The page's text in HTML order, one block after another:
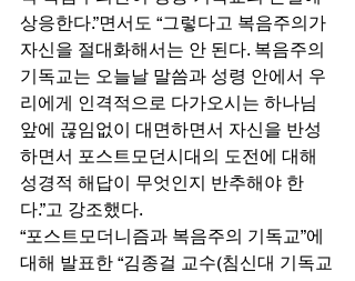
상응한다.”면서도 “그렇다고 복음주의가
자신을 절대화해서는 안 된다. 복음주의
기독교는 오늘날 말씀과 성령 안에서 우
리에게 인격적으로 다가오시는 하나님
앞에 끊임없이 대면하면서 자신을 반성
하면서 포스트모던시대의 도전에 대해
성경적 해답이 무엇인지 반추해야 한
다.”고 강조했다.
“포스트모더니즘과 복음주의 기독교”에
대해 발표한 “김종걸 교수(침신대 기독교